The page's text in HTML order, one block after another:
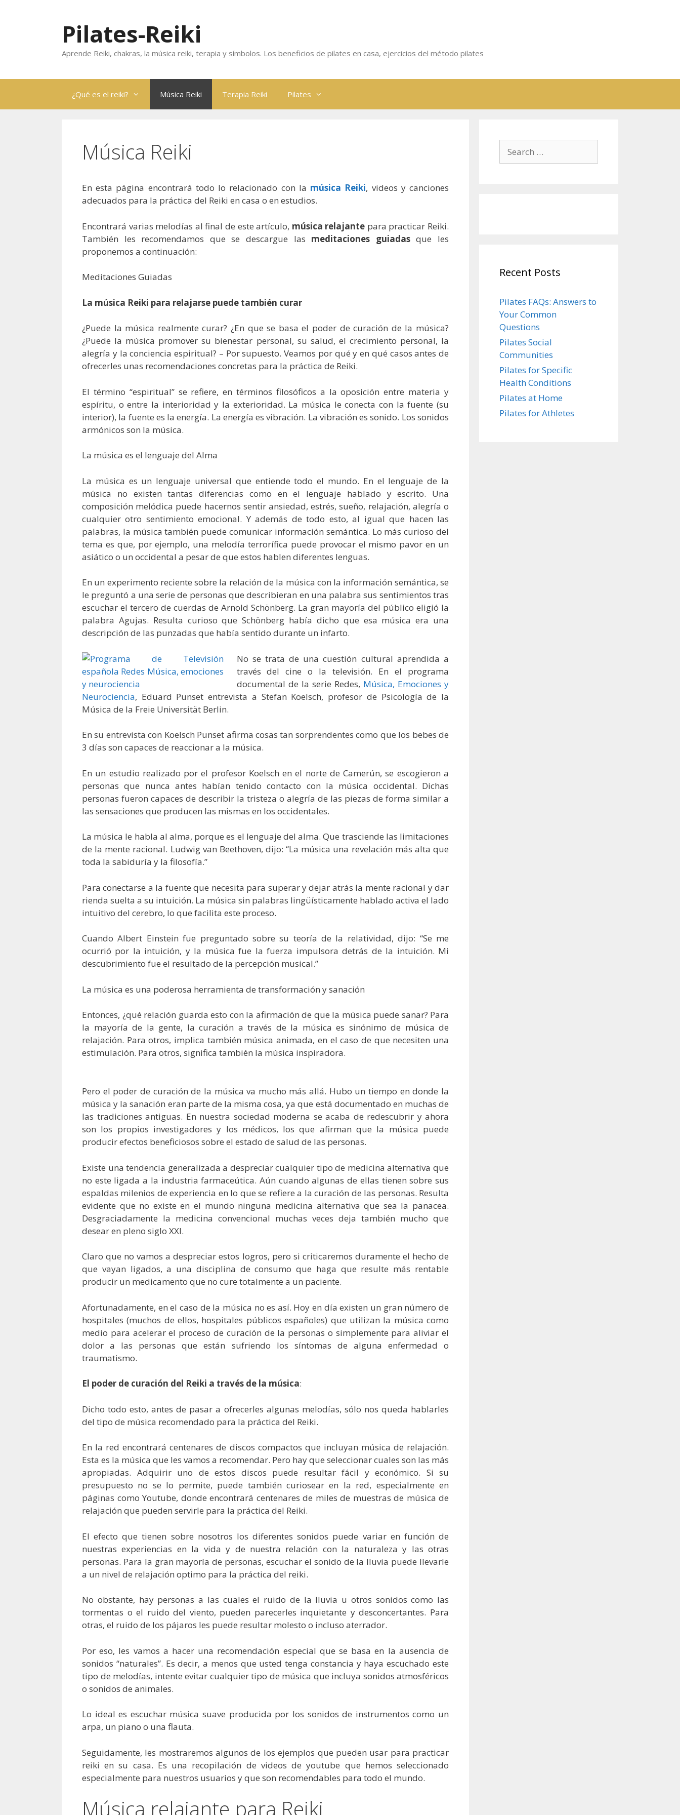
Pilates-Reiki
Aprende Reiki, chakras, la música reiki, terapia y símbolos. Los beneficios de pilates en casa, ejercicios del método pilates
¿Qué es el reiki? Música Reiki Terapia Reiki Pilates
Música Reiki
En esta página encontrará todo lo relacionado con la música Reiki, videos y canciones
adecuados para la práctica del Reiki en casa o en estudios.
Encontrará varias melodías al final de este artículo, música relajante para practicar Reiki.
También les recomendamos que se descargue las meditaciones guiadasque les
proponemos a continuación:
Meditaciones Guiadas
La música Reiki para relajarse puede también curar
¿Puede la música realmente curar? ¿En que se basa el poder de curación de la música?
¿Puede la música promover su bienestar personal, su salud, el crecimiento personal, la
alegría y la conciencia espiritual? – Por supuesto. Veamos por qué y en qué casos antes de
ofrecerles unas recomendaciones concretas para la práctica de Reiki.
El término “espiritual” se refiere, en términos filosóficos a la oposición entre materia y
espíritu, o entre la interioridad y la exterioridad. La música le conecta con la fuente (su
interior), la fuente es la energía. La energía es vibración. La vibración es sonido. Los sonidos
armónicos son la música.
La música es el lenguaje del Alma
La música es un lenguaje universal que entiende todo el mundo. En el lenguaje de la
música no existen tantas diferencias como en el lenguaje hablado y escrito. Una
composición melódica puede hacernos sentir ansiedad, estrés, sueño, relajación, alegría o
cualquier otro sentimiento emocional. Y además de todo esto, al igual que hacen las
palabras, la música también puede comunicar información semántica. Lo más curioso del
tema es que, por ejemplo, una melodía terrorífica puede provocar el mismo pavor en un
asiático o un occidental a pesar de que estos hablen diferentes lenguas.
En un experimento reciente sobre la relación de la música con la información semántica, se
le preguntó a una serie de personas que describieran en una palabra sus sentimientos tras
escuchar el tercero de cuerdas de Arnold Schönberg. La gran mayoría del público eligió la
palabra Agujas. Resulta curioso que Schönberg había dicho que esa música era una
descripción de las punzadas que había sentido durante un infarto.
No se trata de una cuestión cultural aprendida a
través del cine o la televisión. En el programa
documental de la serie Redes, Música, Emociones y
Neurociencia, Eduard Punset entrevista a Stefan Koelsch, profesor de Psicología de la
Música de la Freie Universität Berlin.
En su entrevista con Koelsch Punset afirma cosas tan sorprendentes como que los bebes de
3 días son capaces de reaccionar a la música.
En un estudio realizado por el profesor Koelsch en el norte de Camerún, se escogieron a
personas que nunca antes habían tenido contacto con la música occidental. Dichas
personas fueron capaces de describir la tristeza o alegría de las piezas de forma similar a
las sensaciones que producen las mismas en los occidentales.
La música le habla al alma, porque es el lenguaje del alma. Que trasciende las limitaciones
de la mente racional. Ludwig van Beethoven, dijo: “La música una revelación más alta que
toda la sabiduría y la filosofía.”
Para conectarse a la fuente que necesita para superar y dejar atrás la mente racional y dar
rienda suelta a su intuición. La música sin palabras lingüísticamente hablado activa el lado
intuitivo del cerebro, lo que facilita este proceso.
Cuando Albert Einstein fue preguntado sobre su teoría de la relatividad, dijo: “Se me
ocurrió por la intuición, y la música fue la fuerza impulsora detrás de la intuición. Mi
descubrimiento fue el resultado de la percepción musical.”
La música es una poderosa herramienta de transformación y sanación
Entonces, ¿qué relación guarda esto con la afirmación de que la música puede sanar? Para
la mayoría de la gente, la curación a través de la música es sinónimo de música de
relajación. Para otros, implica también música animada, en el caso de que necesiten una
estimulación. Para otros, significa también la música inspiradora.
Pero el poder de curación de la música va mucho más allá. Hubo un tiempo en donde la
música y la sanación eran parte de la misma cosa, ya que está documentado en muchas de
las tradiciones antiguas. En nuestra sociedad moderna se acaba de redescubrir y ahora
son los propios investigadores y los médicos, los que afirman que la música puede
producir efectos beneficiosos sobre el estado de salud de las personas.
Existe una tendencia generalizada a despreciar cualquier tipo de medicina alternativa que
no este ligada a la industria farmaceútica. Aún cuando algunas de ellas tienen sobre sus
espaldas milenios de experiencia en lo que se refiere a la curación de las personas. Resulta
evidente que no existe en el mundo ninguna medicina alternativa que sea la panacea.
Desgraciadamente la medicina convencional muchas veces deja también mucho que
desear en pleno siglo XXI.
Claro que no vamos a despreciar estos logros, pero si criticaremos duramente el hecho de
que vayan ligados, a una disciplina de consumo que haga que resulte más rentable
producir un medicamento que no cure totalmente a un paciente.
Afortunadamente, en el caso de la música no es así. Hoy en día existen un gran número de
hospitales (muchos de ellos, hospitales públicos españoles) que utilizan la música como
medio para acelerar el proceso de curación de la personas o simplemente para aliviar el
dolor a las personas que están sufriendo los síntomas de alguna enfermedad o
traumatismo.
El poder de curación del Reiki a través de la música:
Dicho todo esto, antes de pasar a ofrecerles algunas melodías, sólo nos queda hablarles
del tipo de música recomendado para la práctica del Reiki.
En la red encontrará centenares de discos compactos que incluyan música de relajación.
Esta es la música que les vamos a recomendar. Pero hay que seleccionar cuales son las más
apropiadas. Adquirir uno de estos discos puede resultar fácil y económico. Si su
presupuesto no se lo permite, puede también curiosear en la red, especialmente en
páginas como Youtube, donde encontrará centenares de miles de muestras de música de
relajación que pueden servirle para la práctica del Reiki.
El efecto que tienen sobre nosotros los diferentes sonidos puede variar en función de
nuestras experiencias en la vida y de nuestra relación con la naturaleza y las otras
personas. Para la gran mayoría de personas, escuchar el sonido de la lluvia puede llevarle
a un nivel de relajación optimo para la práctica del reiki.
No obstante, hay personas a las cuales el ruido de la lluvia u otros sonidos como las
tormentas o el ruido del viento, pueden parecerles inquietante y desconcertantes. Para
otras, el ruido de los pájaros les puede resultar molesto o incluso aterrador.
Por eso, les vamos a hacer una recomendación especial que se basa en la ausencia de
sonidos “naturales”. Es decir, a menos que usted tenga constancia y haya escuchado este
tipo de melodías, intente evitar cualquier tipo de música que incluya sonidos atmosféricos
o sonidos de animales.
Lo ideal es escuchar música suave producida por los sonidos de instrumentos como un
arpa, un piano o una flauta.
Seguidamente, les mostraremos algunos de los ejemplos que pueden usar para practicar
reiki en su casa. Es una recopilación de videos de youtube que hemos seleccionado
especialmente para nuestros usuarios y que son recomendables para todo el mundo.
Música relajante para Reiki
for:
Recent Posts
Pilates FAQs: Answers to
Your Common
Questions
Pilates Social
Communities
Pilates for Specific
Health Conditions
Pilates at Home
Pilates for Athletes